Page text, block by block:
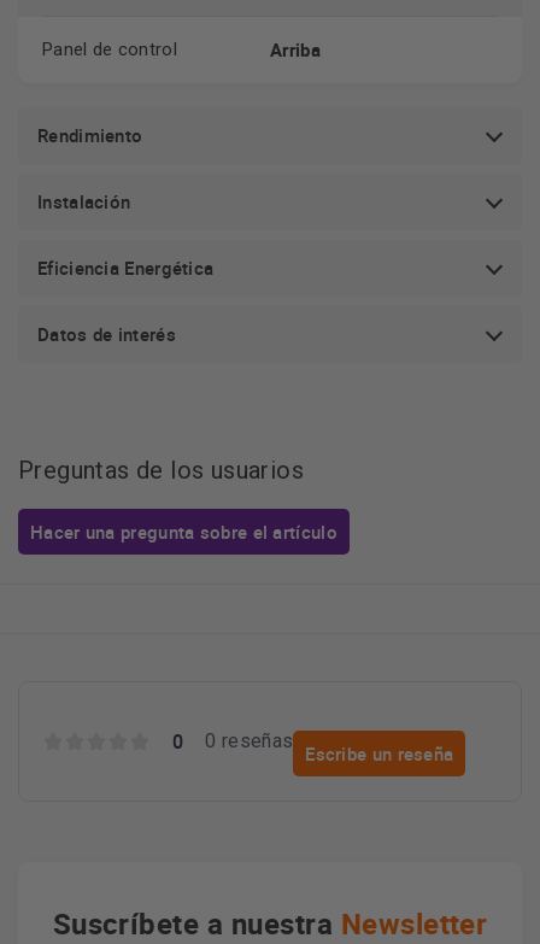
Panel de control Arriba
Rendimiento
Instalación
Eficiencia Energética
Datos de interés
Preguntas de los usuarios
Hacer una pregunta sobre el artículo
0 0 reseñas
Escribe un reseña
Suscríbete a nuestra Newsletter